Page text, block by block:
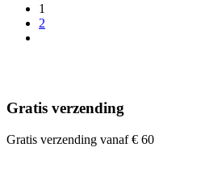
1
2
Gratis verzending
Gratis verzending vanaf € 60